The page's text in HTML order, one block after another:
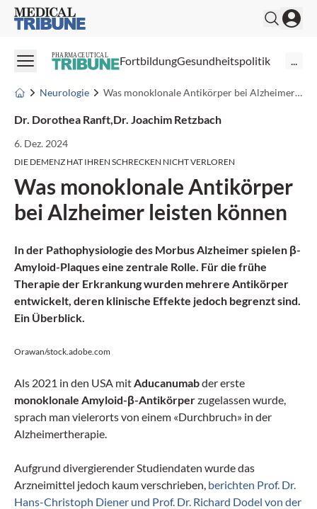
Medical Tribune
PHARMACEUTICAL FortbildungGesundheitspolitik ...
Neurologie Was monoklonale Antikörper bei Alzheimer leisten können
Dr. Dorothea Ranft Dr. Joachim Retzbach
6. Dez. 2024
DIE DEMENZ HAT IHREN SCHRECKEN NICHT VERLOREN
Was monoklonale Antikörper
bei Alzheimer leisten können
In der Pathophysiologie des Morbus Alzheimer spielen β-
Amyloid-Plaques eine zentrale Rolle. Für die frühe
Therapie der Erkrankung wurden mehrere Antikörper
entwickelt, deren klinische Effekte jedoch begrenzt sind.
Ein Überblick.
Orawan/stock.adobe.com
Als 2021 in den USA mit Aducanumabder erste
monoklonale Amyloid-β-Antikörperzugelassen wurde,
sprach man vielerorts von einem «Durchbruch» in der
Alzheimertherapie.
Aufgrund divergierender Studiendaten wurde das
Arzneimittel jedoch kaum verschrieben, berichten Prof. Dr.
Hans-Christoph Diener und Prof. Dr. Richard Dodel von der